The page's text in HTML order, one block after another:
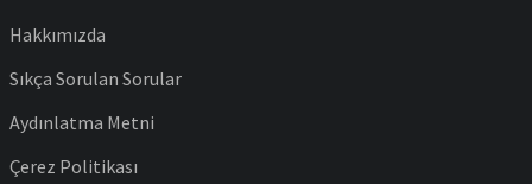
Hakkımızda
Sıkça Sorulan Sorular
Aydınlatma Metni
Çerez Politikası